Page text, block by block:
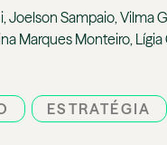
Sampaio, Vilma
Marques Monteiro,
ESTRATÉGIA